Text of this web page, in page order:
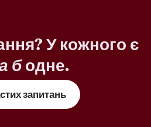
У кожного є
бодне.
запитань